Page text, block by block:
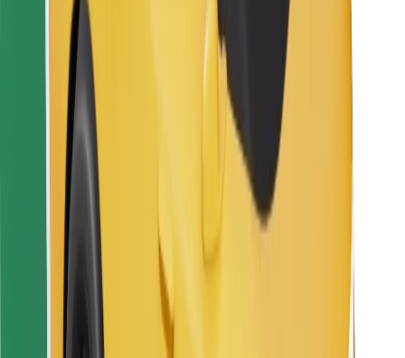
Bolt for Business
Ostalo
Dobavljači
Uvjeti i odredbe
Kolačići
Sigurnost
Zatraži vožnju i putuj kroz nekoliko minuta!
Preuzmi aplikaciju Bolt
Pronađi svoje najdraže jelo!
Preuzmi aplikaciju Bolt Food